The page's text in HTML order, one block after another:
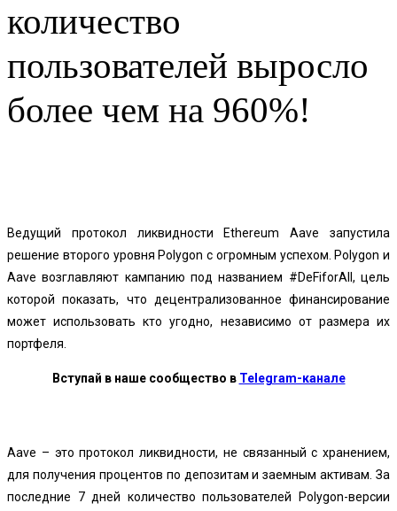
количество
пользователей выросло
более чем на 960%!
Ведущий протокол ликвидности Ethereum Aave запустила
решение второго уровня Polygon с огромным успехом. Polygon и
Aave возглавляют кампанию под названием #DeFiforAll, цель
которой показать, что децентрализованное финансирование
может использовать кто угодно, независимо от размера их
портфеля.
Вступай в наше сообщество в Telegram-канале
Aave – это протокол ликвидности, не связанный с хранением,
для получения процентов по депозитам и заемным активам. За
последние 7 дней количество пользователей Polygon-версии